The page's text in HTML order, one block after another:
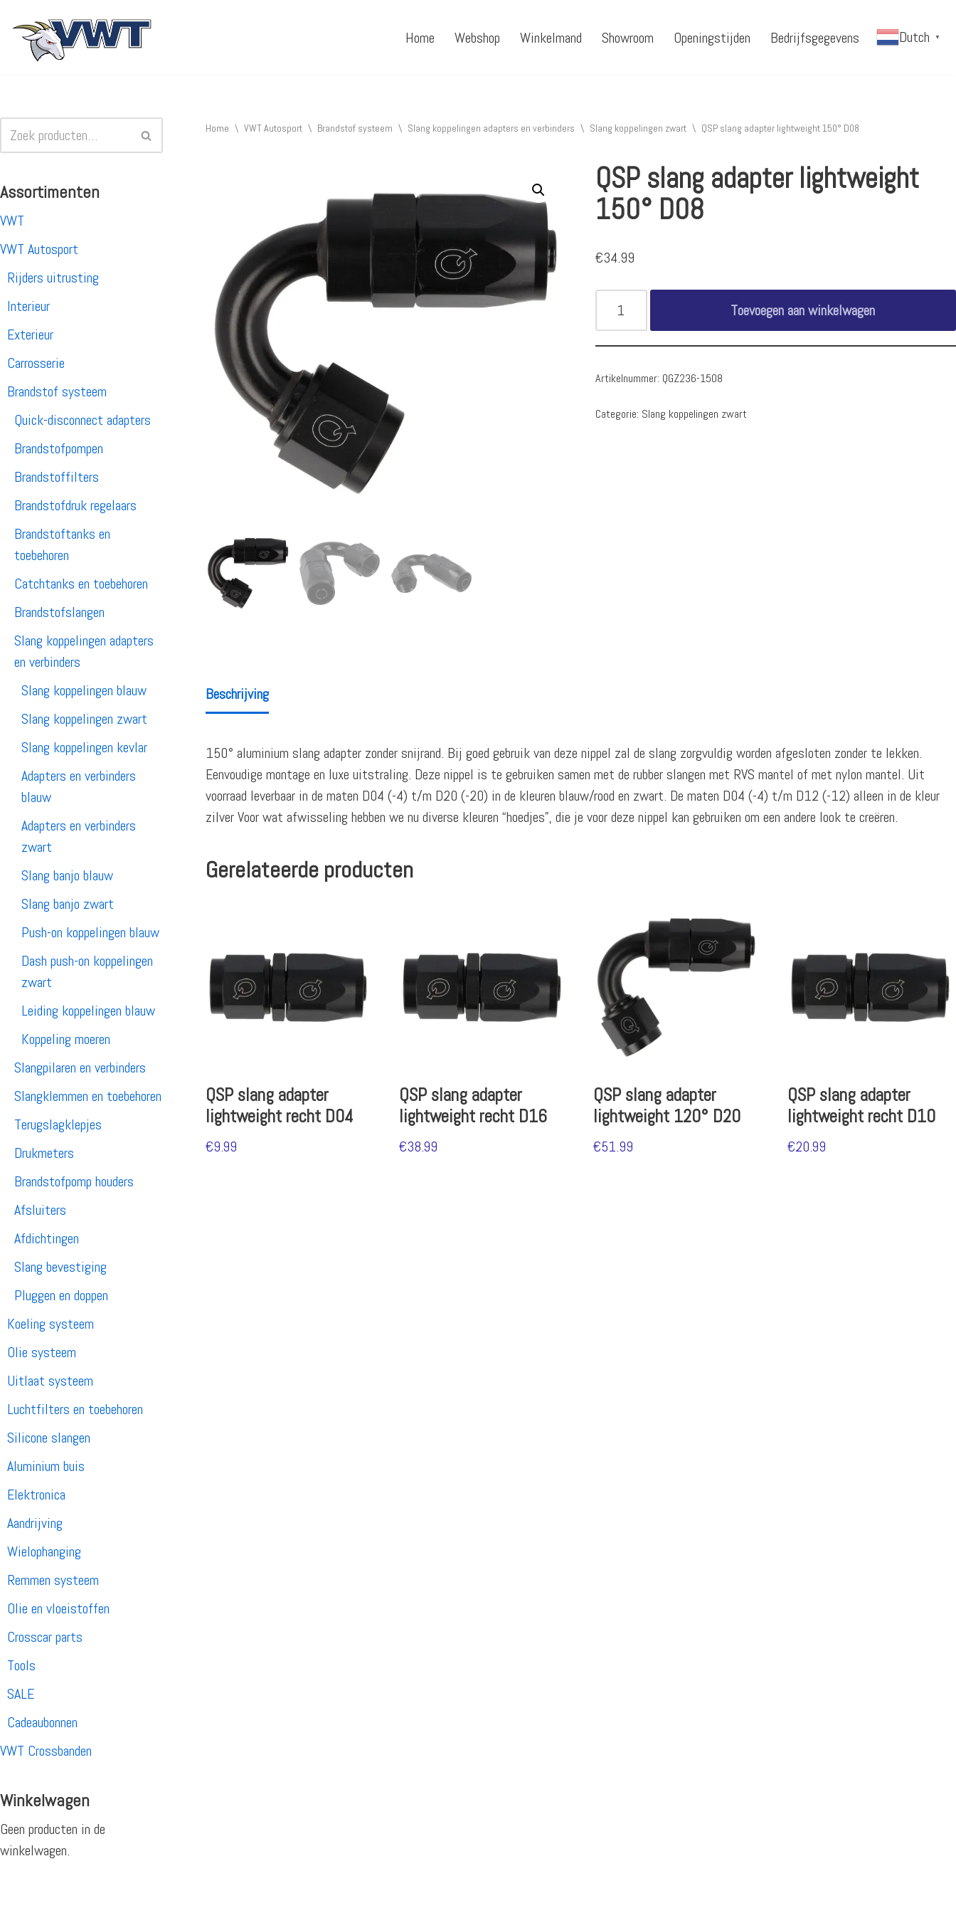
Ga
Home Webshop Winkelmand Showroom Openingstijden Bedrijfsgegevens Dutch ▼
Assortimenten
VWT
VWT Autosport
Rijders uitrusting
Interieur
Exterieur
Carrosserie
Brandstof systeem
Quick-disconnect adapters
Brandstofpompen
Brandstoffilters
Brandstofdruk regelaars
Brandstoftanks en
toebehoren
Catchtanks en toebehoren
Brandstofslangen
Slang koppelingen adapters
en verbinders
Slang koppelingen blauw
Slang koppelingen zwart
Slang koppelingen kevlar
Adapters en verbinders
blauw
Adapters en verbinders
zwart
Slang banjo blauw
Slang banjo zwart
Push-on koppelingen blauw
Dash push-on koppelingen
zwart
Leiding koppelingen blauw
Koppeling moeren
Slangpilaren en verbinders
Slangklemmen en toebehoren
Terugslagklepjes
Drukmeters
Brandstofpomp houders
Afsluiters
Afdichtingen
Slang bevestiging
Pluggen en doppen
Koeling systeem
Olie systeem
Uitlaat systeem
Luchtfilters en toebehoren
Silicone slangen
Aluminium buis
Elektronica
Aandrijving
Wielophanging
Remmen systeem
Olie en vloeistoffen
Crosscar parts
Tools
SALE
Cadeaubonnen
VWT Crossbanden
Winkelwagen
Geen producten in de
winkelwagen.
Home \ VWT Autosport \ Brandstof systeem \ Slang koppelingen adapters en verbinders \ Slang koppelingen zwart \ QSP slang adapter lightweight 150° D08
QSP slang adapter lightweight
150° D08
€34.99
Toevoegen aan winkelwagen
Artikelnummer: QGZ236-1508
Categorie: Slang koppelingen zwart
Beschrijving
150° aluminium slang adapter zonder snijrand. Bij goed gebruik van deze nippel zal de slang zorgvuldig worden afgesloten zonder te lekken.
Eenvoudige montage en luxe uitstraling. Deze nippel is te gebruiken samen met de rubber slangen met RVS mantel of met nylon mantel. Uit
voorraad leverbaar in de maten D04 (-4) t/m D20 (-20) in de kleuren blauw/rood en zwart. De maten D04 (-4) t/m D12 (-12) alleen in de kleur
zilver Voor wat afwisseling hebben we nu diverse kleuren “hoedjes”, die je voor deze nippel kan gebruiken om een andere look te creëren.
Gerelateerde producten
QSP slang adapter
lightweight recht D04
€9.99
QSP slang adapter
lightweight recht D16
€38.99
QSP slang adapter
lightweight 120° D20
€51.99
QSP slang adapter
lightweight recht D10
€20.99